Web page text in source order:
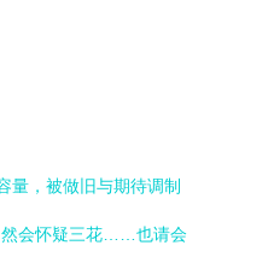
，被做旧与期待调制
然会怀疑三花……也请会